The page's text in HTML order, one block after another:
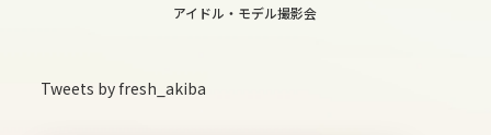
14
アイドル・モデル撮影会
Tweets by fresh_akiba